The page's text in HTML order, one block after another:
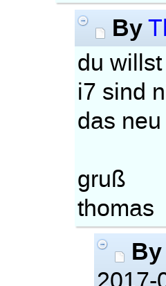
By
du
i7 sind
das
gruß
thomas
By